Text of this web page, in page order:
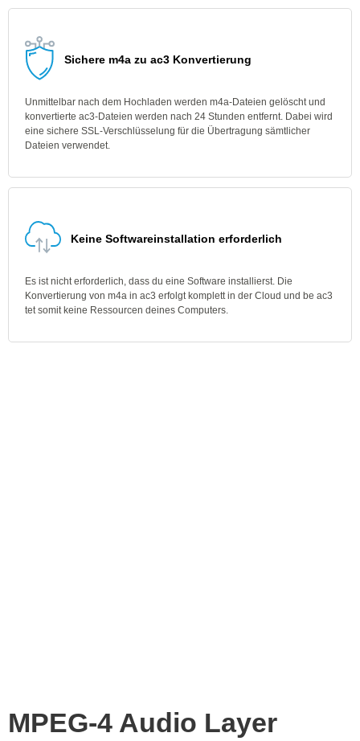
Sichere m4a zu ac3 Konvertierung
Unmittelbar nach dem Hochladen werden m4a-Dateien gelöscht und
konvertierte ac3-Dateien werden nach 24 Stunden entfernt. Dabei wird
eine sichere SSL-Verschlüsselung für die Übertragung sämtlicher
Dateien verwendet.
Keine Softwareinstallation erforderlich
Es ist nicht erforderlich, dass du eine Software installierst. Die
Konvertierung von m4a in ac3 erfolgt komplett in der Cloud und be ac3
tet somit keine Ressourcen deines Computers.
MPEG-4 Audio Layer